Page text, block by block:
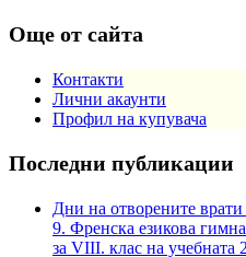
Още от сайта
Контакти
Лични акаунти
Профил на купувача
Последни публикации
Дни на отворените врати
9. Френска езикова
за VIII. клас на учебната